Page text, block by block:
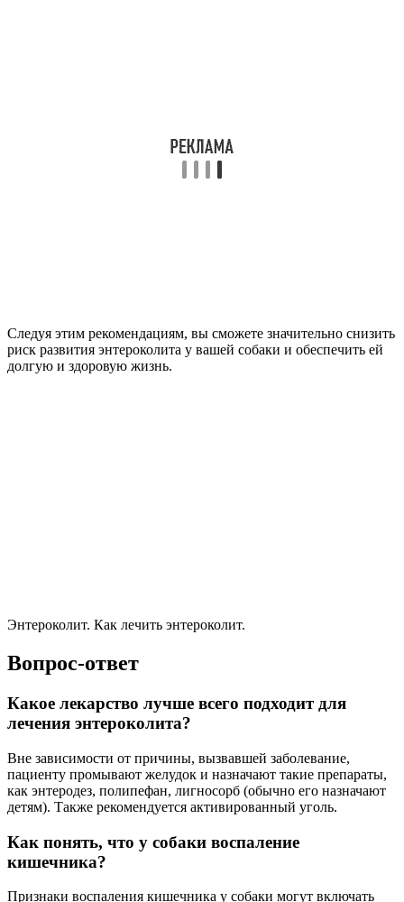
Следуя этим рекомендациям, вы сможете значительно снизить
риск развития энтероколита у вашей собаки и обеспечить ей
долгую и здоровую жизнь.
Энтероколит. Как лечить энтероколит.
Вопрос-ответ
Какое лекарство лучше всего подходит для
лечения энтероколита?
Вне зависимости от причины, вызвавшей заболевание,
пациенту промывают желудок и назначают такие препараты,
как энтеродез, полипефан, лигносорб (обычно его назначают
детям). Также рекомендуется активированный уголь.
Как понять, что у собаки воспаление
кишечника?
Признаки воспаления кишечника у собаки могут включать